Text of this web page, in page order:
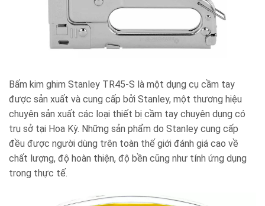
Bấm kim ghim Stanley TR45-S là một dụng cụ cầm tay
được sản xuất và cung cấp bởi Stanley, một thương hiệu
chuyên sản xuất các loại thiết bị cầm tay chuyên dụng có
trụ sở tại Hoa Kỳ. Những sản phẩm do Stanley cung cấp
đều được người dùng trên toàn thế giới đánh giá cao về
chất lượng, độ hoàn thiện, độ bền cũng như tính ứng dụng
trong thực tế.